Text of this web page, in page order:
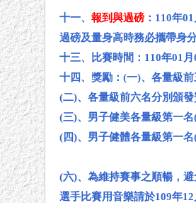
十一、報到與過磅 ：110年
過磅及量身高時務必攜帶身
十三、比賽時間：110年01月
十四、獎勵：(一)、各量級
(二)、各量級前六名分別頒發
(三)、男子健美各量級第一
(四)、男子健體各量級第一
(六)、為維持賽事之順暢，
選手比賽用音樂請於109年